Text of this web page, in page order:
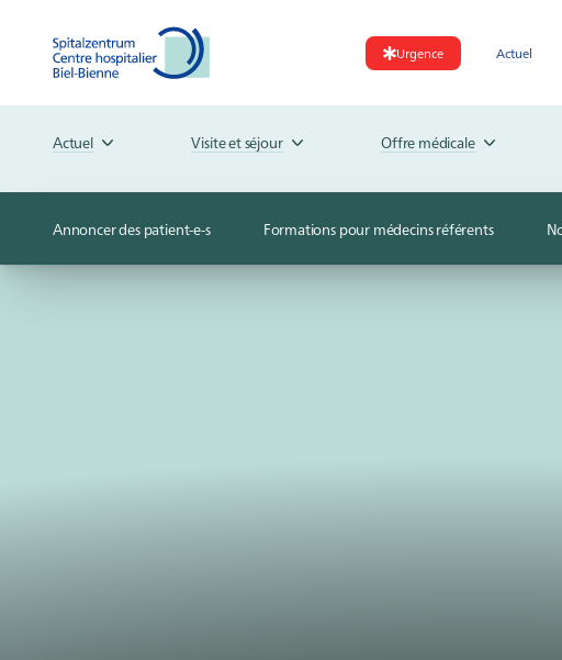
Urgence Actuel
Actuel Visite et séjour Offre médicale
Annoncer des patient-e-s Formations pour médecins référents